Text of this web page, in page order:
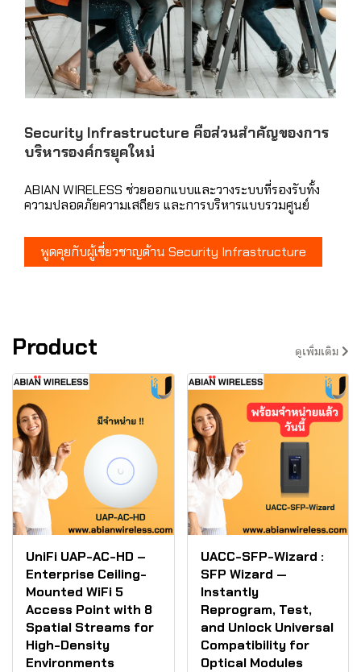
Security Infrastructure คือส่วนสำคัญของการ
บริหารองค์กรยุคใหม่
ABIAN WIRELESS ช่วยออกแบบและวางระบบที่รองรับทั้ง
ความปลอดภัยความเสถียร และการบริหารแบบรวมศูนย์
พูดคุยกับผู้เชี่ยวชาญด้าน Security Infrastructure
Product ดูเพิ่มเติม
UniFi UAP-AC-HD –
Enterprise Ceiling-
Mounted WiFi 5
Access Point with 8
Spatial Streams for
High-Density
Environments
UACC-SFP-Wizard :
SFP Wizard —
Instantly
Reprogram, Test,
and Unlock Universal
Compatibility for
Optical Modules